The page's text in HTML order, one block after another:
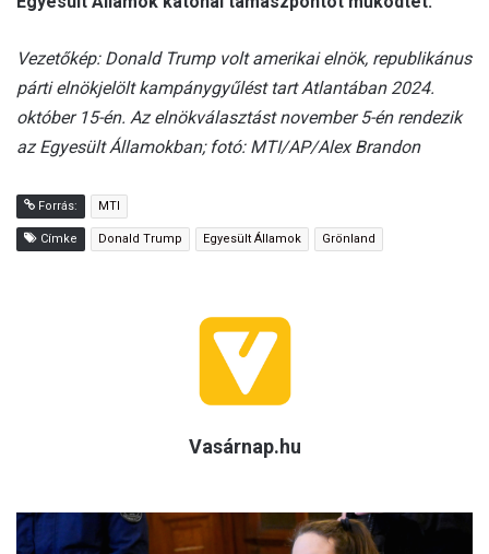
Vezetőkép: Donald Trump volt amerikai elnök, republikánus
párti elnökjelölt kampánygyűlést tart Atlantában 2024.
október 15-én. Az elnökválasztást november 5-én rendezik
az Egyesült Államokban; fotó: MTI/AP/Alex Brandon
Forrás: MTI
Címke Donald Trump Egyesült Államok Grönland
Vasárnap.hu